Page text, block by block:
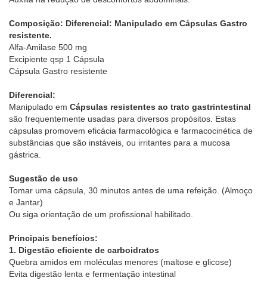
Composição: Diferencial: Manipulado em Cápsulas Gastro
resistente.
Alfa-Amilase 500 mg
Excipiente qsp 1 Cápsula
Cápsula Gastro resistente
Diferencial:
Manipulado em Cápsulas resistentes ao trato gastrintestinal
são frequentemente usadas para diversos propósitos. Estas
cápsulas promovem eficácia farmacológica e farmacocinética de
substâncias que são instáveis, ou irritantes para a mucosa
gástrica.
Sugestão de uso
Tomar uma cápsula, 30 minutos antes de uma refeição. (Almoço
e Jantar)
Ou siga orientação de um profissional habilitado.
Principais benefícios:
1. Digestão eficiente de carboidratos
Quebra amidos em moléculas menores (maltose e glicose)
Evita digestão lenta e fermentação intestinal